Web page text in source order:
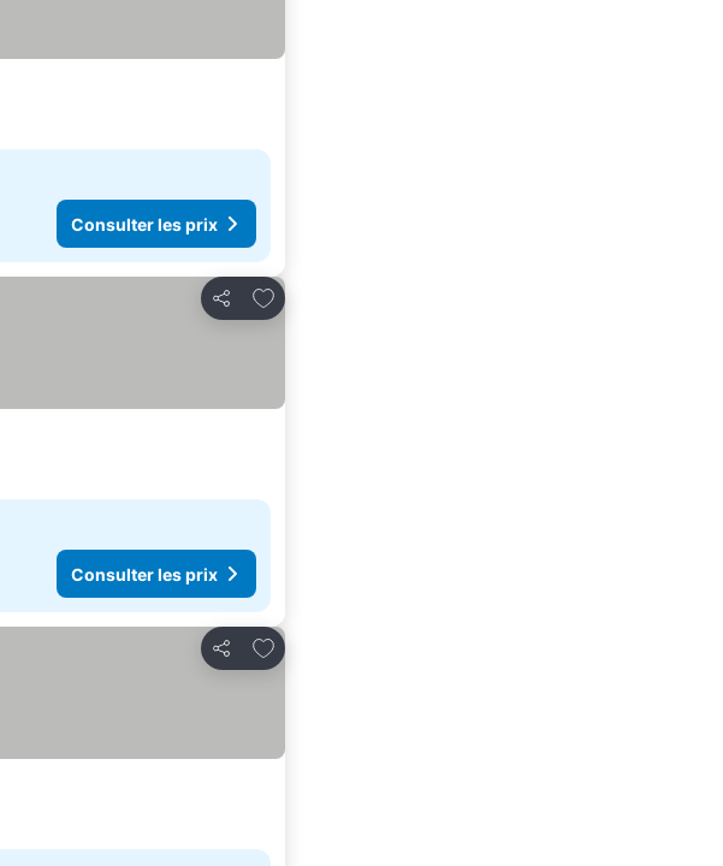
Consulter les prix
Partager
Ajouter à mes favoris
Consulter les prix
Partager
Ajouter à mes favoris